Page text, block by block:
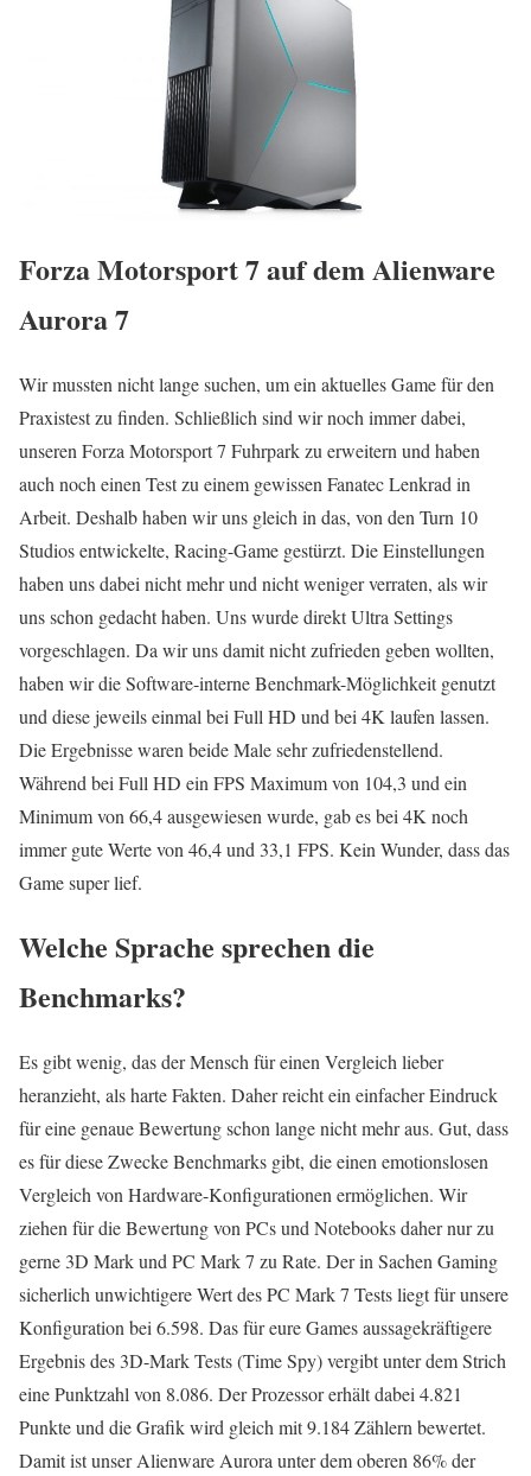
Forza Motorsport 7 auf dem Alienware
Aurora 7
Wir mussten nicht lange suchen, um ein aktuelles Game für den
Praxistest zu finden. Schließlich sind wir noch immer dabei,
unseren Forza Motorsport 7 Fuhrpark zu erweitern und haben
auch noch einen Test zu einem gewissen Fanatec Lenkrad in
Arbeit. Deshalb haben wir uns gleich in das, von den Turn 10
Studios entwickelte, Racing-Game gestürzt. Die Einstellungen
haben uns dabei nicht mehr und nicht weniger verraten, als wir
uns schon gedacht haben. Uns wurde direkt Ultra Settings
vorgeschlagen. Da wir uns damit nicht zufrieden geben wollten,
haben wir die Software-interne Benchmark-Möglichkeit genutzt
und diese jeweils einmal bei Full HD und bei 4K laufen lassen.
Die Ergebnisse waren beide Male sehr zufriedenstellend.
Während bei Full HD ein FPS Maximum von 104,3 und ein
Minimum von 66,4 ausgewiesen wurde, gab es bei 4K noch
immer gute Werte von 46,4 und 33,1 FPS. Kein Wunder, dass das
Game super lief.
Welche Sprache sprechen die
Benchmarks?
Es gibt wenig, das der Mensch für einen Vergleich lieber
heranzieht, als harte Fakten. Daher reicht ein einfacher Eindruck
für eine genaue Bewertung schon lange nicht mehr aus. Gut, dass
es für diese Zwecke Benchmarks gibt, die einen emotionslosen
Vergleich von Hardware-Konfigurationen ermöglichen. Wir
ziehen für die Bewertung von PCs und Notebooks daher nur zu
gerne 3D Mark und PC Mark 7 zu Rate. Der in Sachen Gaming
sicherlich unwichtigere Wert des PC Mark 7 Tests liegt für unsere
Konfiguration bei 6.598. Das für eure Games aussagekräftigere
Ergebnis des 3D-Mark Tests (Time Spy) vergibt unter dem Strich
eine Punktzahl von 8.086. Der Prozessor erhält dabei 4.821
Punkte und die Grafik wird gleich mit 9.184 Zählern bewertet.
Damit ist unser Alienware Aurora unter dem oberen 86% der